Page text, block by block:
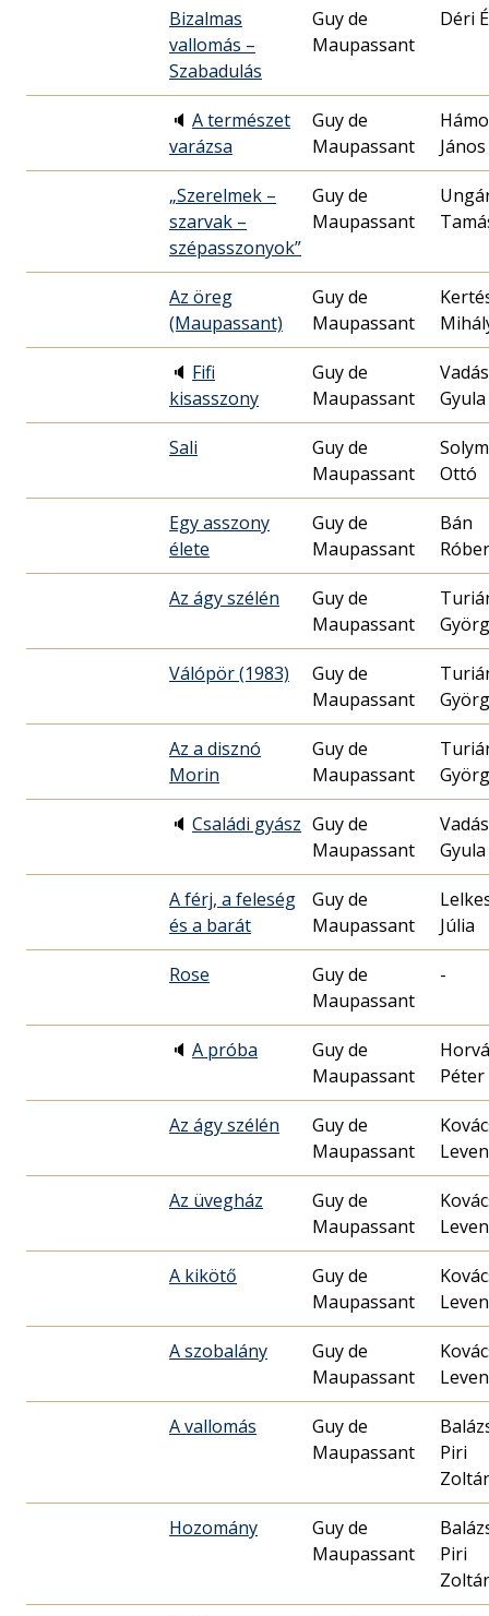
Bizalmas
vallomás –
Szabadulás
Guy de
Maupassant
Déri
🔈 A természet
varázsa
Guy de
Maupassant
János
„Szerelmek –
szarvak –
szépasszonyok”
Guy de
Maupassant
Az öreg
(Maupassant)
Guy de
Maupassant
🔈 Fifi
kisasszony
Guy de
Maupassant
Gyula
Sali
Guy de
Maupassant
Ottó
Egy asszony
élete
Guy de
Maupassant
Bán
Az ágy szélén
Guy de
Maupassant
Válópör (1983)
Guy de
Maupassant
Az a disznó
Morin
Guy de
Maupassant
🔈 Családi gyász Guy de
Maupassant
Gyula
A férj, a feleség
és a barát
Guy de
Maupassant
Júlia
Rose
Guy de
Maupassant
-
🔈 A próba
Guy de
Maupassant
Péter
Az ágy szélén
Guy de
Maupassant
Az üvegház
Guy de
Maupassant
A kikötő
Guy de
Maupassant
A szobalány
Guy de
Maupassant
A vallomás
Guy de
Maupassant
Piri
Hozomány
Guy de
Maupassant
Piri